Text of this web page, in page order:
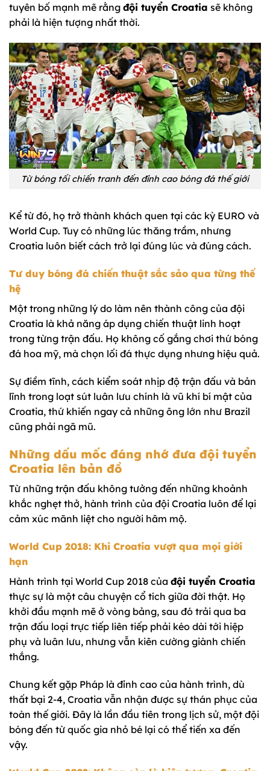
tuyên bố mạnh mẽ rằng đội tuyển Croatia sẽ không
phải là hiện tượng nhất thời.
Từ bóng tối chiến tranh đến đỉnh cao bóng đá thế giới
Kể từ đó, họ trở thành khách quen tại các kỳ EURO và
World Cup. Tuy có những lúc thăng trầm, nhưng
Croatia luôn biết cách trở lại đúng lúc và đúng cách.
Tư duy bóng đá chiến thuật sắc sảo qua từng thế
hệ
Một trong những lý do làm nên thành công của đội
Croatia là khả năng áp dụng chiến thuật linh hoạt
trong từng trận đấu. Họ không cố gắng chơi thứ bóng
đá hoa mỹ, mà chọn lối đá thực dụng nhưng hiệu quả.
Sự điềm tĩnh, cách kiểm soát nhịp độ trận đấu và bản
lĩnh trong loạt sút luân lưu chính là vũ khí bí mật của
Croatia, thứ khiến ngay cả những ông lớn như Brazil
cũng phải ngã mũ.
Những dấu mốc đáng nhớ đưa đội tuyển
Croatia lên bản đồ
Từ những trận đấu không tưởng đến những khoảnh
khắc nghẹt thở, hành trình của đội Croatia luôn để lại
cảm xúc mãnh liệt cho người hâm mộ.
World Cup 2018: Khi Croatia vượt qua mọi giới
hạn
Hành trình tại World Cup 2018 của đội tuyển Croatia
thực sự là một câu chuyện cổ tích giữa đời thật. Họ
khởi đầu mạnh mẽ ở vòng bảng, sau đó trải qua ba
trận đấu loại trực tiếp liên tiếp phải kéo dài tới hiệp
phụ và luân lưu, nhưng vẫn kiên cường giành chiến
thắng.
Chung kết gặp Pháp là đỉnh cao của hành trình, dù
thất bại 2-4, Croatia vẫn nhận được sự thán phục của
toàn thế giới. Đây là lần đầu tiên trong lịch sử, một đội
bóng đến từ quốc gia nhỏ bé lại có thể tiến xa đến
vậy.